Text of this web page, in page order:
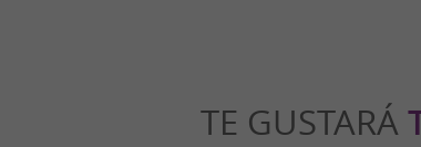
TE GUSTARÁ